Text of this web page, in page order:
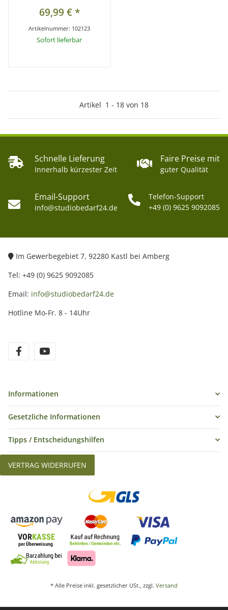
69,99 €*
Artikelnummer: 102123
Sofort lieferbar
Artikel 1 - 18 von 18
Schnelle Lieferung
Innerhalb kürzester Zeit
Faire Preise mit
guter Qualität
Email-Support
info@studiobedarf24.de
Telefon-Support
+49 (0) 9625 9092085
Im Gewerbegebiet 7, 92280 Kastl bei Amberg
Tel: +49 (0) 9625 9092085
Email: info@studiobedarf24.de
Hotline Mo-Fr. 8 - 14Uhr
Informationen
Gesetzliche Informationen
Tipps / Entscheidungshilfen
VERTRAG WIDERRUFEN
* Alle Preise inkl. gesetzlicher USt., zzgl. Versand